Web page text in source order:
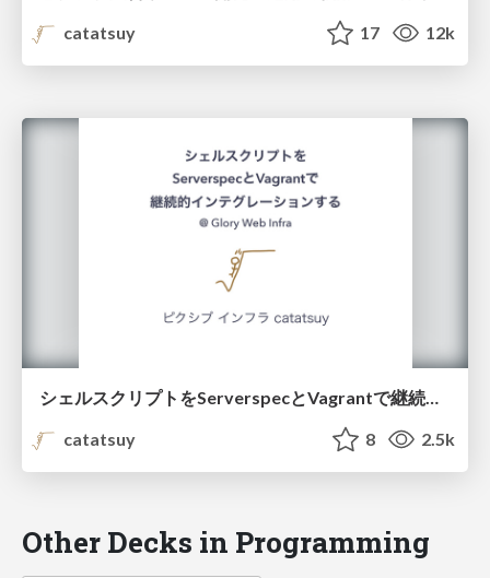
catatsuy
17 12k
シェルスクリプトをServerspecとVagrantで継続的インテグレーションする
catatsuy
8 2.5k
Other Decks in Programming